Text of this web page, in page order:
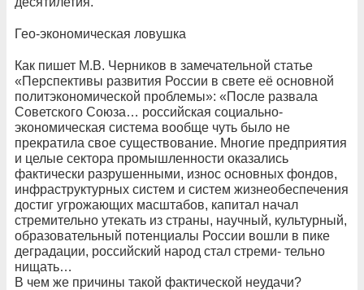
Гео-экономическая ловушка
Как пишет М.В. Черников в замечательной статье
«Перспективы развития России в свете её основной
политэкономической проблемы»: «После развала
Советского Союза… российская социально-
экономическая система вообще чуть было не
прекратила свое существование. Многие предприятия
и целые сектора промышленности оказались
фактически разрушенными, износ основных фондов,
инфраструктурных систем и систем жизнеобеспечения
достиг угрожающих масштабов, капитал начал
стремительно утекать из страны, научный, культурный,
образовательный потенциалы России вошли в пике
деградации, российский народ стал стреми- тельно
нищать…
В чем же причины такой фактической неудачи?